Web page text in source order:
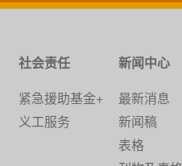
社会责任
紧急援助基金+
义工服务
新闻中心
最新消息
新闻稿
表格